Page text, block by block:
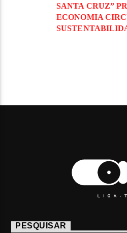
SANTA CRUZ”
ECONOMIA
PESQUISAR